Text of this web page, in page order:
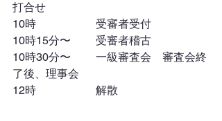
打合せ
10時			受審者受付
10時15分〜	受審者稽古
10時30分〜	一級審査会　審査会終
了後、理事会
12時			解散